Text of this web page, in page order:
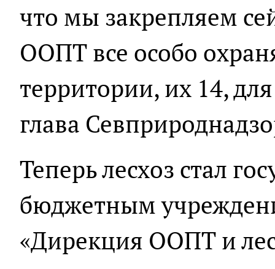
что мы закрепляем
ООПТ все особо
территории, их 14,
глава
Теперь лесхоз стал
бюджетным
«Дирекция ООПТ и